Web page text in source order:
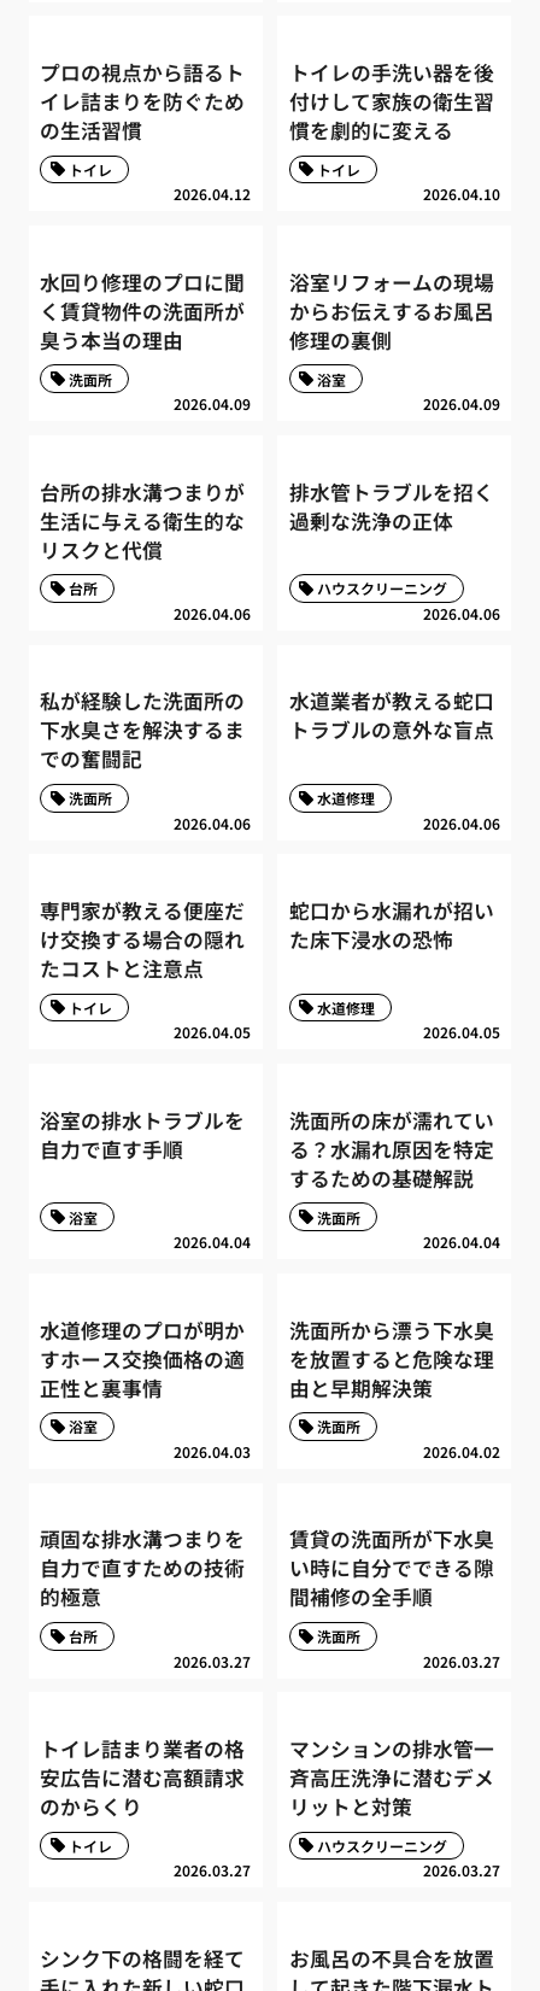
プロの視点から語るト
イレ詰まりを防ぐため
の生活習慣
2026.04.12
トイレ
トイレの手洗い器を後
付けして家族の衛生習
慣を劇的に変える
2026.04.10
トイレ
水回り修理のプロに聞
く賃貸物件の洗面所が
臭う本当の理由
2026.04.09
洗面所
浴室リフォームの現場
からお伝えするお風呂
修理の裏側
2026.04.09
浴室
台所の排水溝つまりが
生活に与える衛生的な
リスクと代償
2026.04.06
台所
排水管トラブルを招く
過剰な洗浄の正体
2026.04.06
ハウスクリーニング
私が経験した洗面所の
下水臭さを解決するま
での奮闘記
2026.04.06
洗面所
水道業者が教える蛇口
トラブルの意外な盲点
2026.04.06
水道修理
専門家が教える便座だ
け交換する場合の隠れ
たコストと注意点
2026.04.05
トイレ
蛇口から水漏れが招い
た床下浸水の恐怖
2026.04.05
水道修理
浴室の排水トラブルを
自力で直す手順
2026.04.04
浴室
洗面所の床が濡れてい
る？水漏れ原因を特定
するための基礎解説
2026.04.04
洗面所
水道修理のプロが明か
すホース交換価格の適
正性と裏事情
2026.04.03
浴室
洗面所から漂う下水臭
を放置すると危険な理
由と早期解決策
2026.04.02
洗面所
頑固な排水溝つまりを
自力で直すための技術
的極意
2026.03.27
台所
賃貸の洗面所が下水臭
い時に自分でできる隙
間補修の全手順
2026.03.27
洗面所
トイレ詰まり業者の格
安広告に潜む高額請求
のからくり
2026.03.27
トイレ
マンションの排水管一
斉高圧洗浄に潜むデメ
リットと対策
2026.03.27
ハウスクリーニング
シンク下の格闘を経て
お風呂の不具合を放置